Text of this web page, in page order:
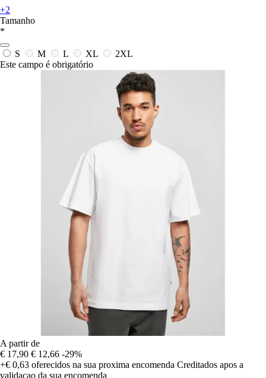
+2
Tamanho
*
S M L XL
2XL
Este campo é obrigatório
A partir de
€ 17,90 € 12,66 -29%
+€ 0,63 oferecidos na sua proxima encomenda Creditados apos a
validacao da sua encomenda